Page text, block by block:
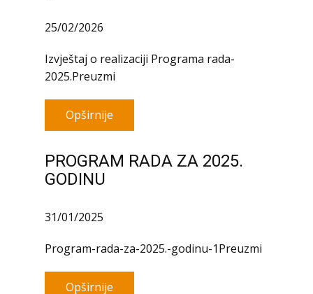
25/02/2026
Izvještaj o realizaciji Programa rada-
2025.Preuzmi
Opširnije
PROGRAM RADA ZA 2025.
GODINU
31/01/2025
Program-rada-za-2025.-godinu-1Preuzmi
Opširnije